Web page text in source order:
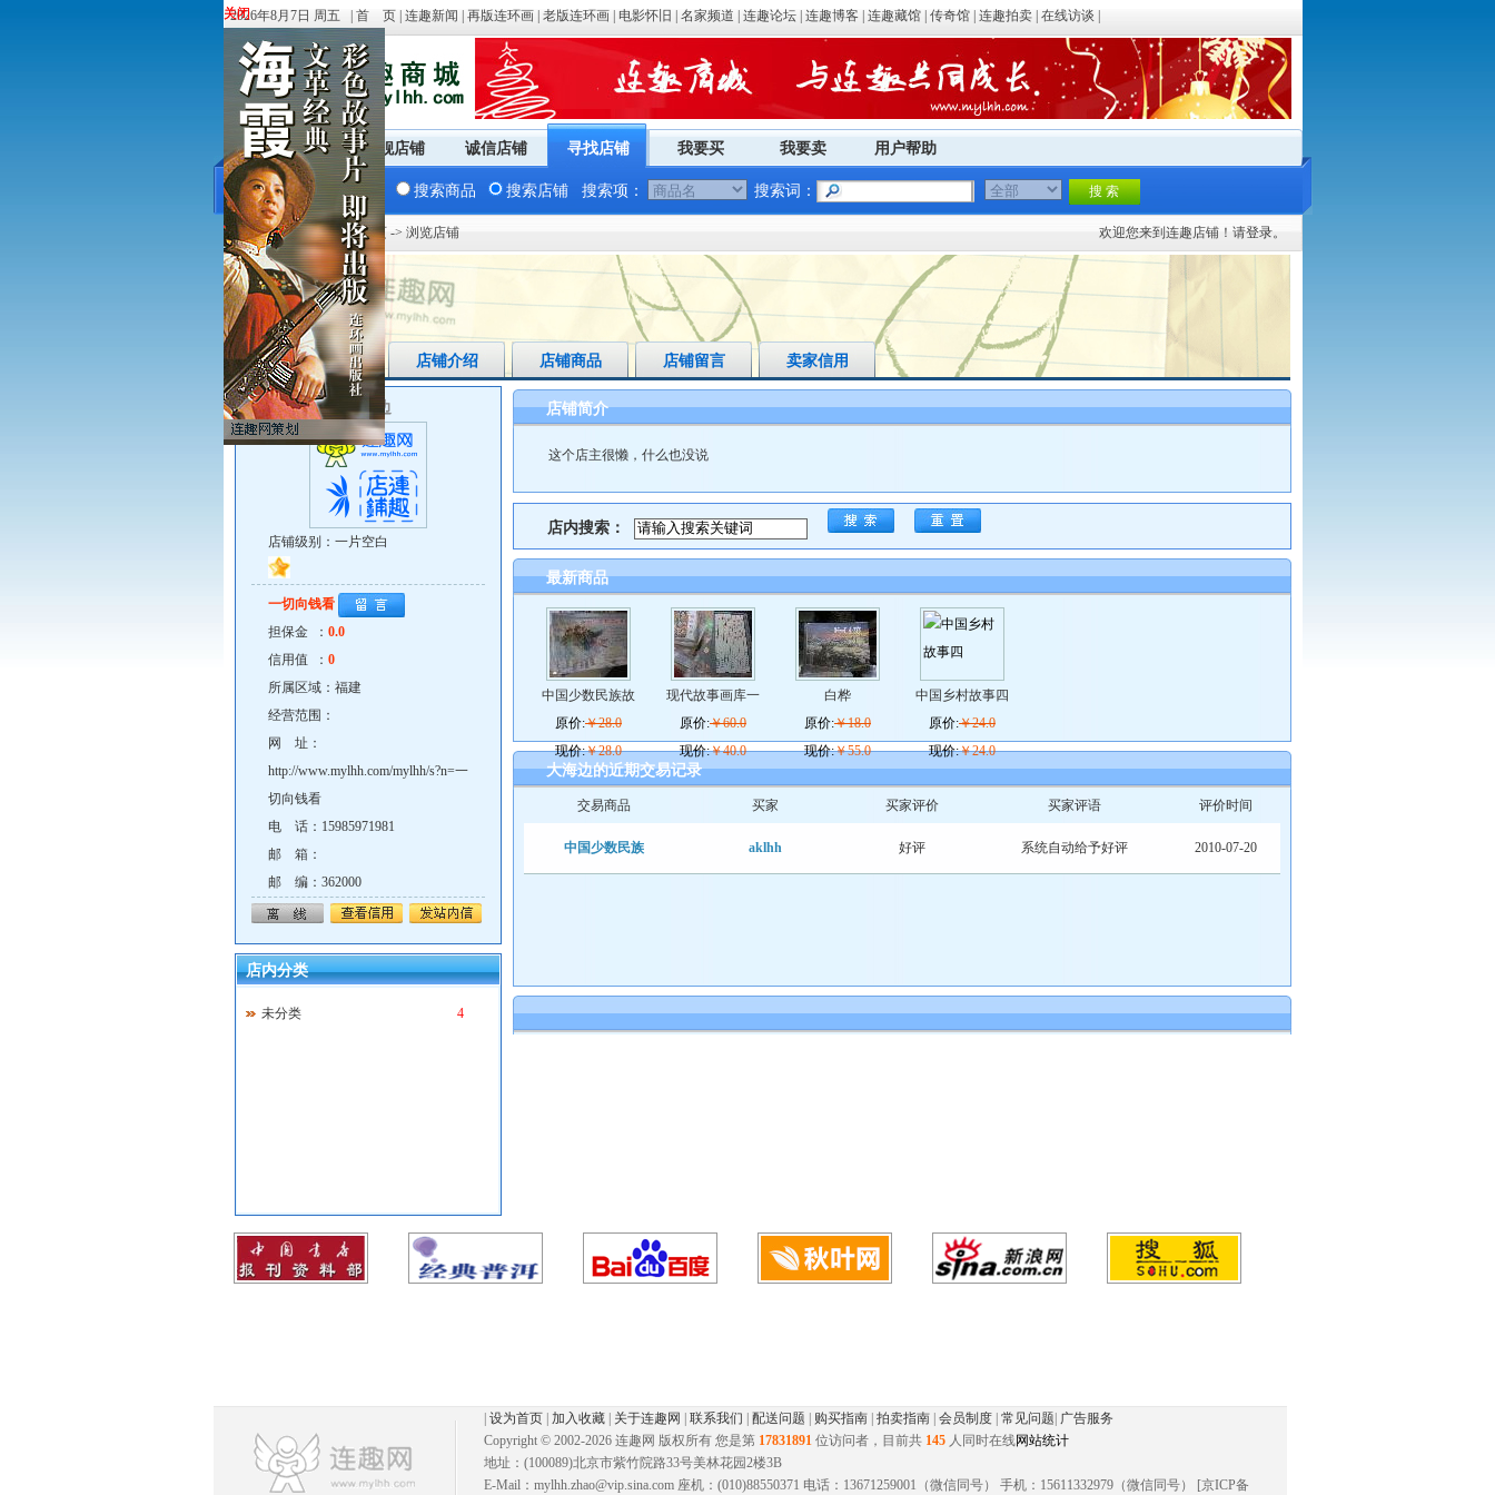
关闭
关闭
2026年8月7日 周五 | 首 页 连趣新闻 再版连环画 老版连环画 电影怀旧 名家频道 连趣论坛 连趣博客 连趣藏馆 传奇馆 连趣拍卖 在线访谈
商城首页 旗舰店铺 诚信店铺 寻找店铺 我要买 我要卖 用户帮助
搜索商品 搜索店铺 搜索项： 搜索词：
您现在的位置：商城首页 -> 浏览店铺 欢迎您来到连趣店铺！请登录。
店铺首页 店铺介绍 店铺商品 店铺留言 卖家信用
大海边
店铺级别：一片空白
一切向钱看
担保金 ： 0.0
信用值 ： 0
所属区域：福建
经营范围：
网 址：
http://www.mylhh.com/mylhh/s?n=一
切向钱看
电 话：15985971981
邮 箱：
邮 编：362000
店内分类
未分类 4
店铺简介
这个店主很懒，什么也没说
店内搜索：
最新商品
中国少数民族故
原价:￥28.0
现价:￥28.0
现代故事画库一
原价:￥60.0
现价:￥40.0
白桦
原价:￥18.0
现价:￥55.0
中国乡村故事四
原价:￥24.0
现价:￥24.0
大海边的近期交易记录
交易商品 买家 买家评价 买家评语 评价时间
中国少数民族 aklhh 好评 系统自动给予好评 2010-07-20
设为首页 加入收藏 关于连趣网 联系我们 配送问题 购买指南 拍卖指南 会员制度 常见问题 广告服务
Copyright © 2002-2026 连趣网 版权所有 您是第 17831891 位访问者，目前共 145 人同时在线网站统计
地址：(100089)北京市紫竹院路33号美林花园2楼3B
E-Mail：mylhh.zhao@vip.sina.com 座机：(010)88550371 电话：13671259001（微信同号） 手机：15611332979（微信同号） [京ICP备